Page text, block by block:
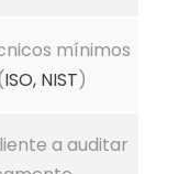
mínimos
ISO, NIST)
a auditar